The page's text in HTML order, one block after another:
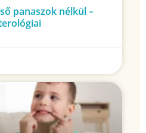
panaszok nélkül –